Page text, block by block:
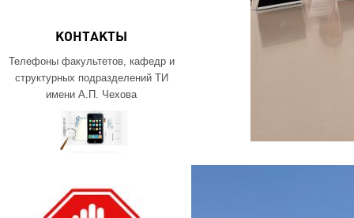
КОНТАКТЫ
Телефоны факультетов, кафедр и
структурных подразделений ТИ
имени А.П. Чехова